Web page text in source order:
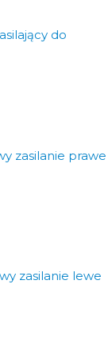
do
zasilanie prawe
zasilanie lewe